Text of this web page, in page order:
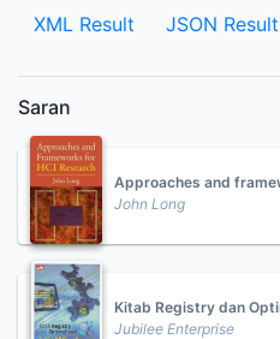
XML Result JSON Result
Saran
Approaches and
John Long
Kitab Registry dan
Jubilee Enterprise